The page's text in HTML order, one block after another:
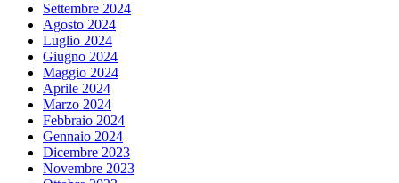
Settembre 2024
Agosto 2024
Luglio 2024
Giugno 2024
Maggio 2024
Aprile 2024
Marzo 2024
Febbraio 2024
Gennaio 2024
Dicembre 2023
Novembre 2023